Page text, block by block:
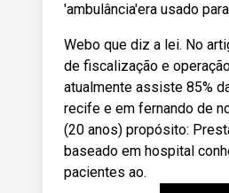
'ambulância'era usado
Webo que diz a lei. No
de fiscalização e
atualmente assiste 85%
recife e em fernando de
(20 anos) propósito:
baseado em hospital
pacientes ao.